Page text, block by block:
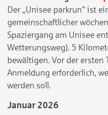
Der „Unisee parkrun“ ist
gemeinschaftlicher
Spaziergang am Unisee
Wetterungsweg). 5
bewältigen. Vor der ersten
Anmeldung erforderlich,
werden soll.
Januar 2026